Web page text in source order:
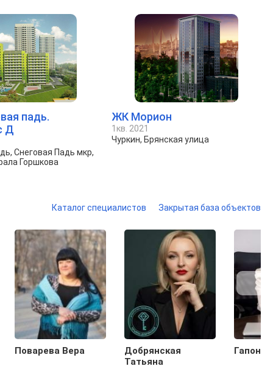
падь.
Д
Снеговая Падь мкр,
Горшкова
ЖК Морион
1кв. 2021
Чуркин, Брянская улица
Каталог специалистов Закрытая база объектов
Поварева Вера
Добрянская
Татьяна